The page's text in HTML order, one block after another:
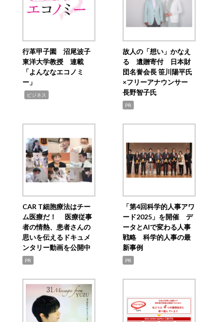
行革甲子園 沼尾波子
東洋大学教授 連載
「よんななエコノミ
ー」
ビジネス
故人の「想い」かなえ
る 遺贈寄付 日本財
団名誉会長 笹川陽平氏
×フリーアナウンサー
長野智子氏
PR
CAR T細胞療法はチー
ム医療だ！ 医療従事
者の情熱、患者さんの
思いを伝えるドキュメ
ンタリー動画を公開中
PR
「第4回科学的人事アワ
ード2025」を開催 デ
ータとAIで変わる人事
戦略 科学的人事の最
新事例
PR